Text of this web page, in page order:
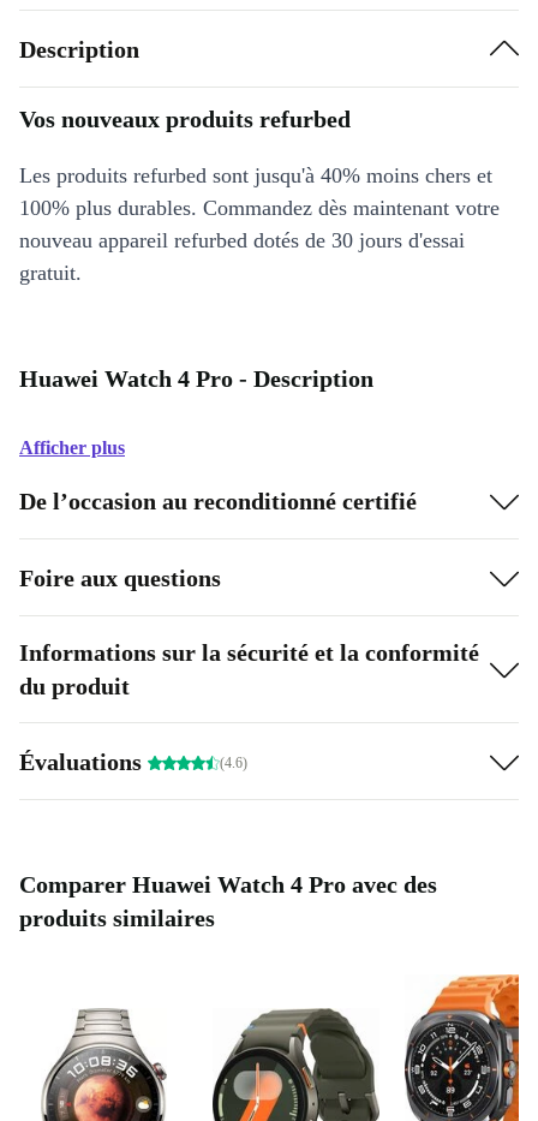
Description
Vos nouveaux produits refurbed
Les produits refurbed sont jusqu'à 40% moins chers et
100% plus durables. Commandez dès maintenant votre
nouveau appareil refurbed dotés de 30 jours d'essai
gratuit.
Huawei Watch 4 Pro - Description
Afficher plus
De l’occasion au reconditionné certifié
Foire aux questions
Informations sur la sécurité et la conformité
du produit
Évaluations (4.6)
Comparer Huawei Watch 4 Pro avec des
produits similaires